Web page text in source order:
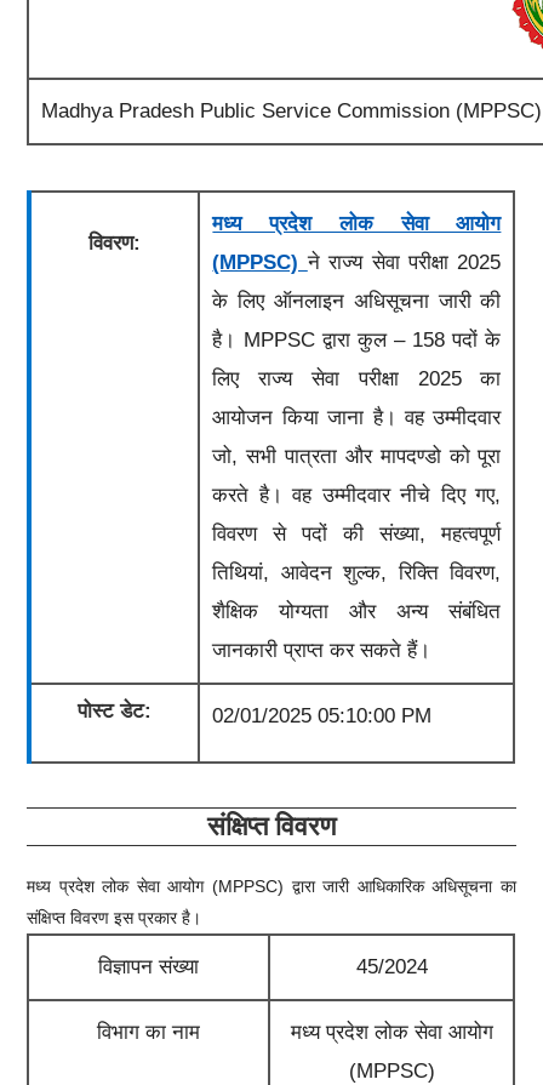
Madhya Pradesh Public Service Commission
विवरण:
मध्य प्रदेश लोक सेवा आयोग
(MPPSC)ने राज्य सेवा परीक्षा 2025
के लिए ऑनलाइन अधिसूचना जारी की
है। MPPSC द्वारा कुल – 158 पदों के
लिए राज्य सेवा परीक्षा 2025 का
आयोजन किया जाना है।वह उम्मीदवार
जो, सभी पात्रता और मापदण्डो को पूरा
करते है। वह उम्मीदवार नीचे दिए गए,
विवरण से पदों की संख्या, महत्वपूर्ण
तिथियां, आवेदन शुल्क, रिक्ति विवरण,
शैक्षिक योग्यता और अन्य संबंधित
जानकारी प्राप्त कर सकते हैं।
पोस्ट डेट: 02/01/2025 05:10:00 PM
संक्षिप्त विवरण
मध्य प्रदेश लोक सेवा आयोग (MPPSC) द्वारा जारी आधिकारिक अधिसूचना का
संक्षिप्त विवरण इस प्रकार है।
विज्ञापन संख्या 45/2024
विभाग का नाम
मध्य प्रदेश लोक सेवा आयोग
(MPPSC)